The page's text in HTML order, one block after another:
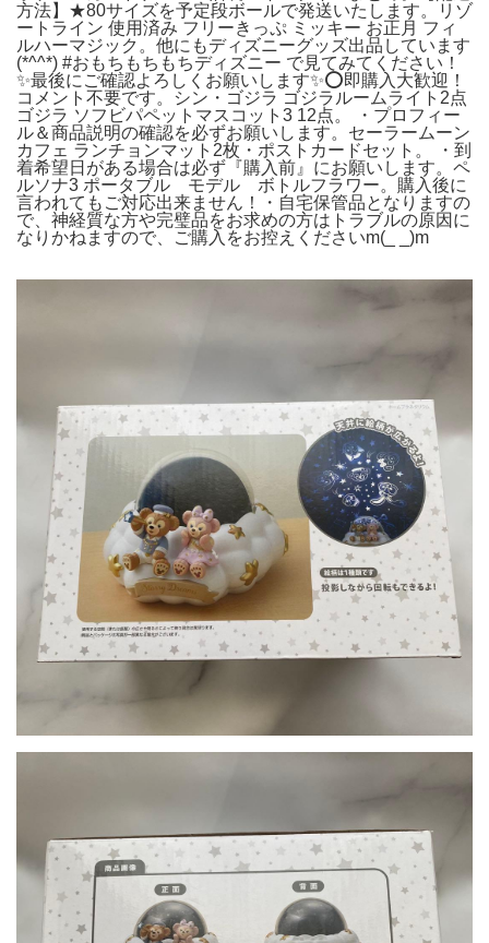
方法】★80サイズを予定段ボールで発送いたします。リゾ
ートライン 使用済み フリーきっぷ ミッキー お正月 フィ
ルハーマジック。他にもディズニーグッズ出品しています
(*^^*) #おもちもちもちディズニー で見てみてください！
✨最後にご確認よろしくお願いします✨⭕️即購入大歓迎！
コメント不要です。シン・ゴジラ ゴジラルームライト2点
ゴジラ ソフビパペットマスコット3 12点。 ・プロフィー
ル＆商品説明の確認を必ずお願いします。セーラームーン
カフェ ランチョンマット2枚・ポストカードセット。 ・到
着希望日がある場合は必ず『購入前』にお願いします。ペ
ルソナ3 ポータブル モデル ボトルフラワー。購入後に
言われてもご対応出来ません！・自宅保管品となりますの
で、神経質な方や完璧品をお求めの方はトラブルの原因に
なりかねますので、ご購入をお控えくださいm(_ _)m